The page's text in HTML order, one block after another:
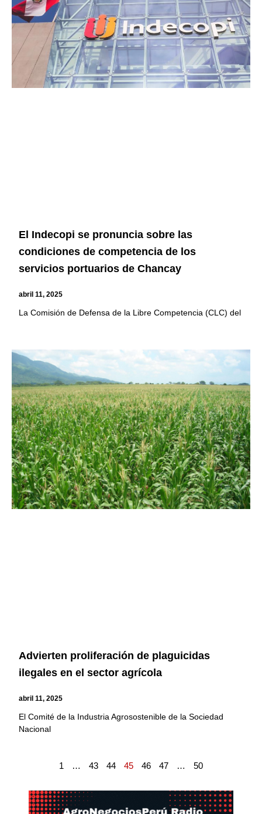
El Indecopi se pronuncia sobre las
condiciones de competencia de los
servicios portuarios de Chancay
abril 11, 2025
La Comisión de Defensa de la Libre Competencia (CLC) del
Advierten proliferación de plaguicidas
ilegales en el sector agrícola
abril 11, 2025
El Comité de la Industria Agrosostenible de la Sociedad
Nacional
1 … 43 44 45 46 47 … 50